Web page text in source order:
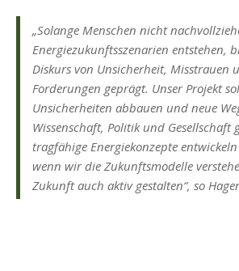
„Solange Menschen nicht
Energiezukunftsszenarien entstehen,
Diskurs von Unsicherheit, Misstrauen
Forderungen geprägt. Unser Projekt
Unsicherheiten abbauen und neue
Wissenschaft, Politik und Gesellschaft
tragfähige Energiekonzepte
wenn wir die Zukunftsmodelle
Zukunft auch aktiv gestalten“, so